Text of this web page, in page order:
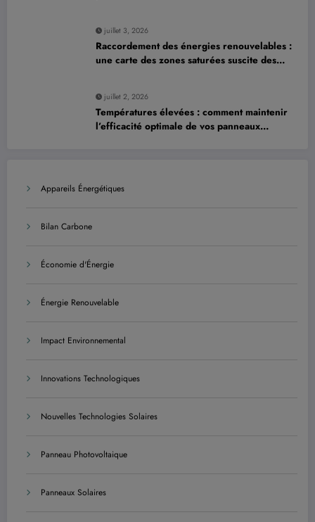
juillet 3, 2026
Raccordement des énergies renouvelables :
une carte des zones saturées suscite des
juillet 2, 2026
Températures élevées : comment maintenir
l’efficacité optimale de vos panneaux
Appareils Énergétiques
Bilan Carbone
Économie d'Énergie
Énergie Renouvelable
Impact Environnemental
Innovations Technologiques
Nouvelles Technologies Solaires
Panneau Photovoltaique
Panneaux Solaires